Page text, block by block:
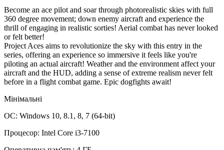
Become an ace pilot and soar through photorealistic skies with full
360 degree movement; down enemy aircraft and experience the
thrill of engaging in realistic sorties! Aerial combat has never looked
or felt better!
Project Aces aims to revolutionize the sky with this entry in the
series, offering an experience so immersive it feels like you're
piloting an actual aircraft! Weather and the environment affect your
aircraft and the HUD, adding a sense of extreme realism never felt
before in a flight combat game. Epic dogfights await!
Мінімальні
ОС: Windows 10, 8.1, 8, 7 (64-bit)
Процесор: Intel Core i3-7100